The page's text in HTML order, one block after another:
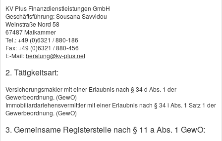
Kostenlose Online oder vor Ort Beratung
Jürgen Strugalla
KV Plus Finanzdienstleistungen GmbH
67487 Maikammer
+49 (0)6321 / 880-186
beratung@kv-plus.net
KV Plus Finanzdienstleistungen GmbH
Geschäftsführung: Sousana Savvidou
Weinstraße Nord 58
67487 Maikammer
Tel.: +49 (0)6321 / 880-186
Fax: +49 (0)6321 / 880-456
E-Mail:beratung@kv-plus.net
2. Tätigkeitsart:
Versicherungsmakler mit einer Erlaubnis nach § 34 d Abs. 1 der
Gewerbeordnung. (GewO)
Immobiliardarlehensvermittler mit einer Erlaubnis nach § 34 i Abs. 1 Satz 1 der
Gewerbeordnung. (GewO)
3. Gemeinsame Registerstelle nach § 11 a Abs. 1 GewO: